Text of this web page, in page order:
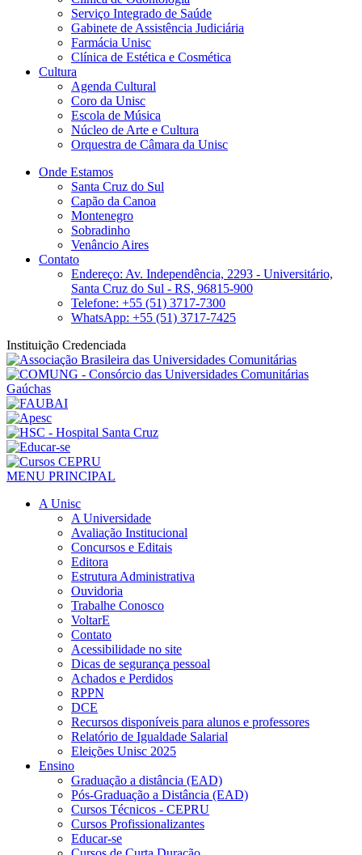
Serviço Integrado de Saúde
Gabinete de Assistência Judiciária
Farmácia Unisc
Clínica de Estética e Cosmética
Cultura
Agenda Cultural
Coro da Unisc
Escola de Música
Núcleo de Arte e Cultura
Orquestra de Câmara da Unisc
Onde Estamos
Santa Cruz do Sul
Capão da Canoa
Montenegro
Sobradinho
Venâncio Aires
Contato
Endereço: Av. Independência, 2293 - Universitário,
Santa Cruz do Sul - RS, 96815-900
Telefone: +55 (51) 3717-7300
WhatsApp: +55 (51) 3717-7425
Instituição Credenciada
MENU PRINCIPAL
A Unisc
A Universidade
Avaliação Institucional
Concursos e Editais
Editora
Estrutura Administrativa
Ouvidoria
Trabalhe Conosco
VoltarE
Contato
Acessibilidade no site
Dicas de segurança pessoal
Achados e Perdidos
RPPN
DCE
Recursos disponíveis para alunos e professores
Relatório de Igualdade Salarial
Eleições Unisc 2025
Ensino
Graduação a distância (EAD)
Pós-Graduação a Distância (EAD)
Cursos Técnicos - CEPRU
Cursos Profissionalizantes
Educar-se